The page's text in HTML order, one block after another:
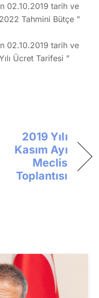
02.10.2019 tarih ve
Tahmini Bütçe ”
02.10.2019 tarih ve
Ücret Tarifesi ”
2019 Yılı
Kasım Ayı
Meclis
Toplantısı